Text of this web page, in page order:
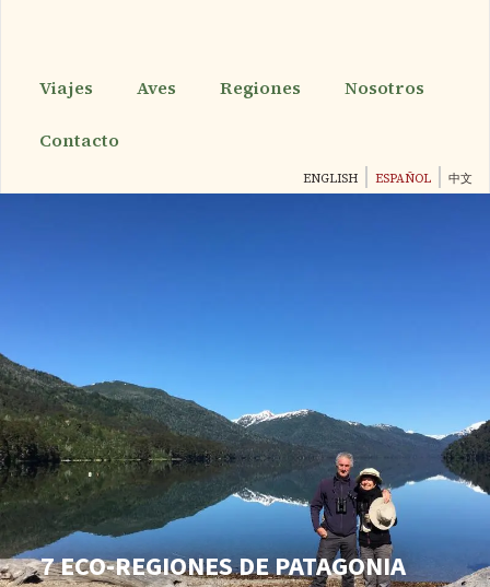
principal
Viajes Aves Regiones Nosotros
Contacto
ENGLISH ESPAÑOL 中文
7 ECO-REGIONES DE PATAGONIA